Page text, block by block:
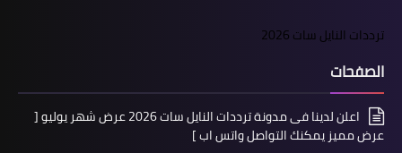
ترددات النايل سات 2026
الصفحات
اعلن لدينا فى مدونة ترددات النايل سات 2026 عرض شهر يوليو [
عرض مميز يمكنك التواصل واتس اب ]